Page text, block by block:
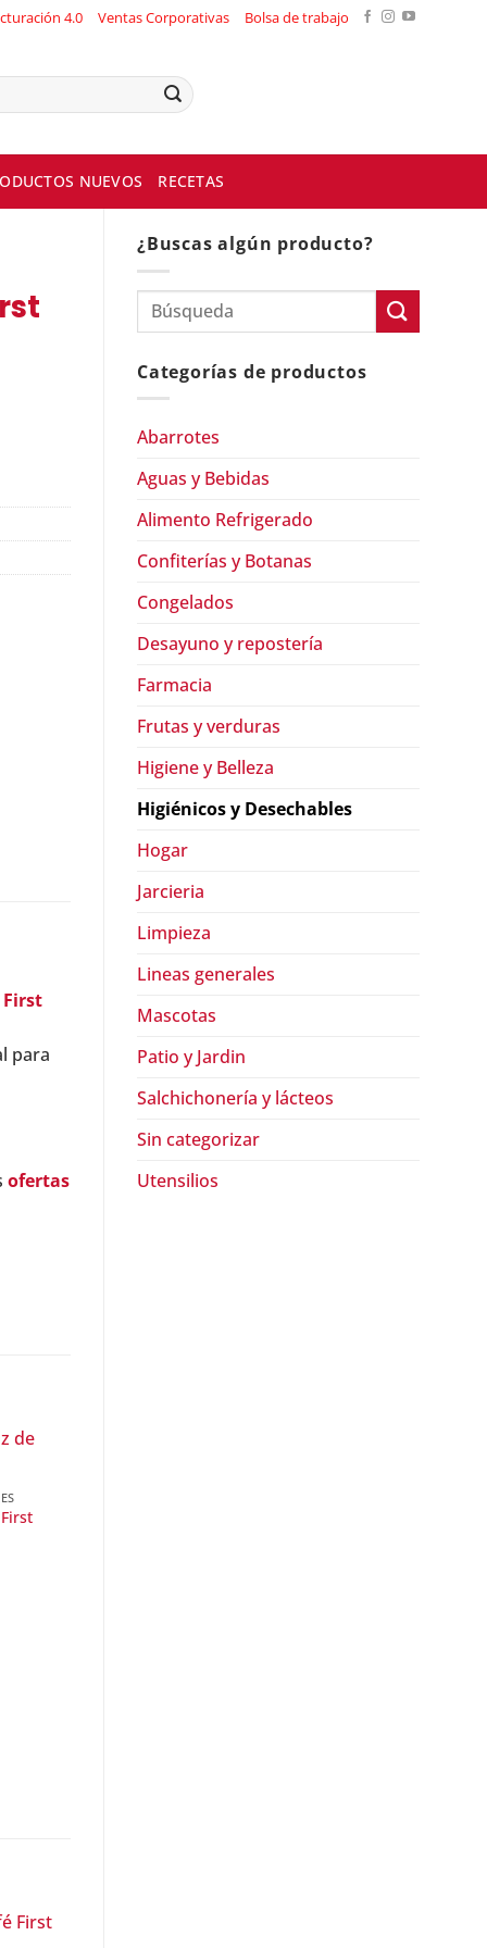
4.0 Ventas Corporativas Bolsa de trabajo
NUEVOS RECETAS
¿Buscas algún producto?
Categorías de productos
Abarrotes
Aguas y Bebidas
Alimento Refrigerado
Confiterías y Botanas
Congelados
Desayuno y repostería
Farmacia
Frutas y verduras
Higiene y Belleza
Higiénicos y Desechables
Hogar
Jarcieria
Limpieza
Lineas generales
Mascotas
Patio y Jardin
Salchichonería y lácteos
Sin categorizar
Utensilios
First
para
ofertas